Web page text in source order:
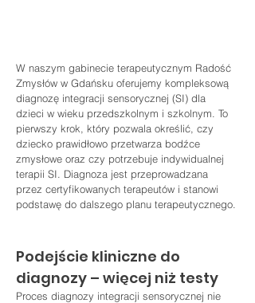
W naszym gabinecie terapeutycznym Radość
Zmysłów w Gdańsku oferujemy kompleksową
diagnozę integracji sensorycznej (SI) dla
dzieci w wieku przedszkolnym i szkolnym. To
pierwszy krok, który pozwala określić, czy
dziecko prawidłowo przetwarza bodźce
zmysłowe oraz czy potrzebuje indywidualnej
terapii SI. Diagnoza jest przeprowadzana
przez certyfikowanych terapeutów i stanowi
podstawę do dalszego planu terapeutycznego.
Podejście kliniczne do
diagnozy – więcej niż testy
Proces diagnozy integracji sensorycznej nie